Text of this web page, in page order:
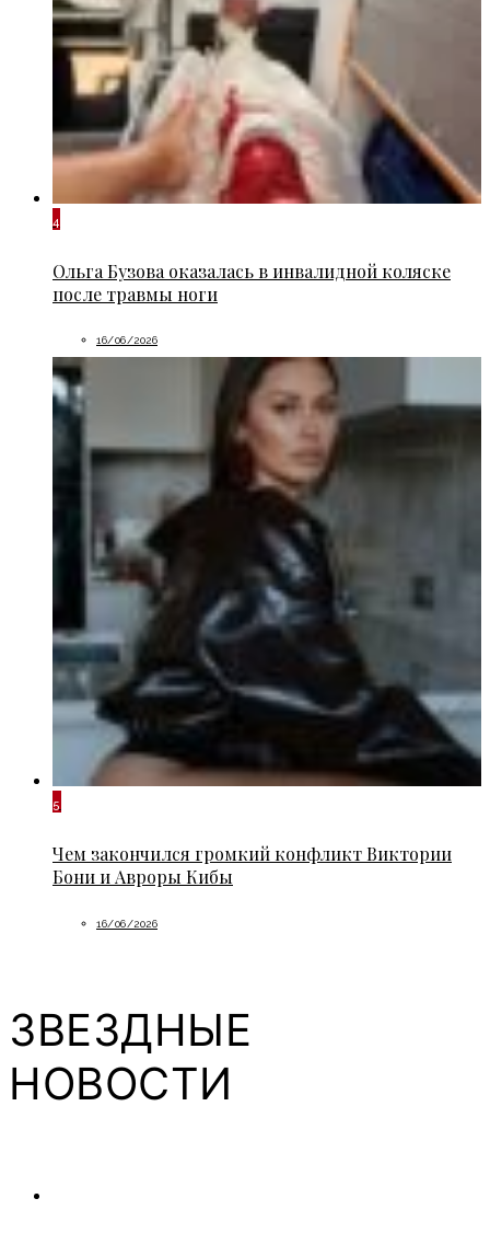
4
Ольга Бузова оказалась в инвалидной коляске
после травмы ноги
16/06/2026
5
Чем закончился громкий конфликт Виктории
Бони и Авроры Кибы
16/06/2026
ЗВЕЗДНЫЕ
НОВОСТИ